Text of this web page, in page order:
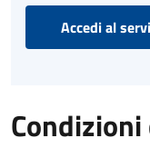
Accedi al